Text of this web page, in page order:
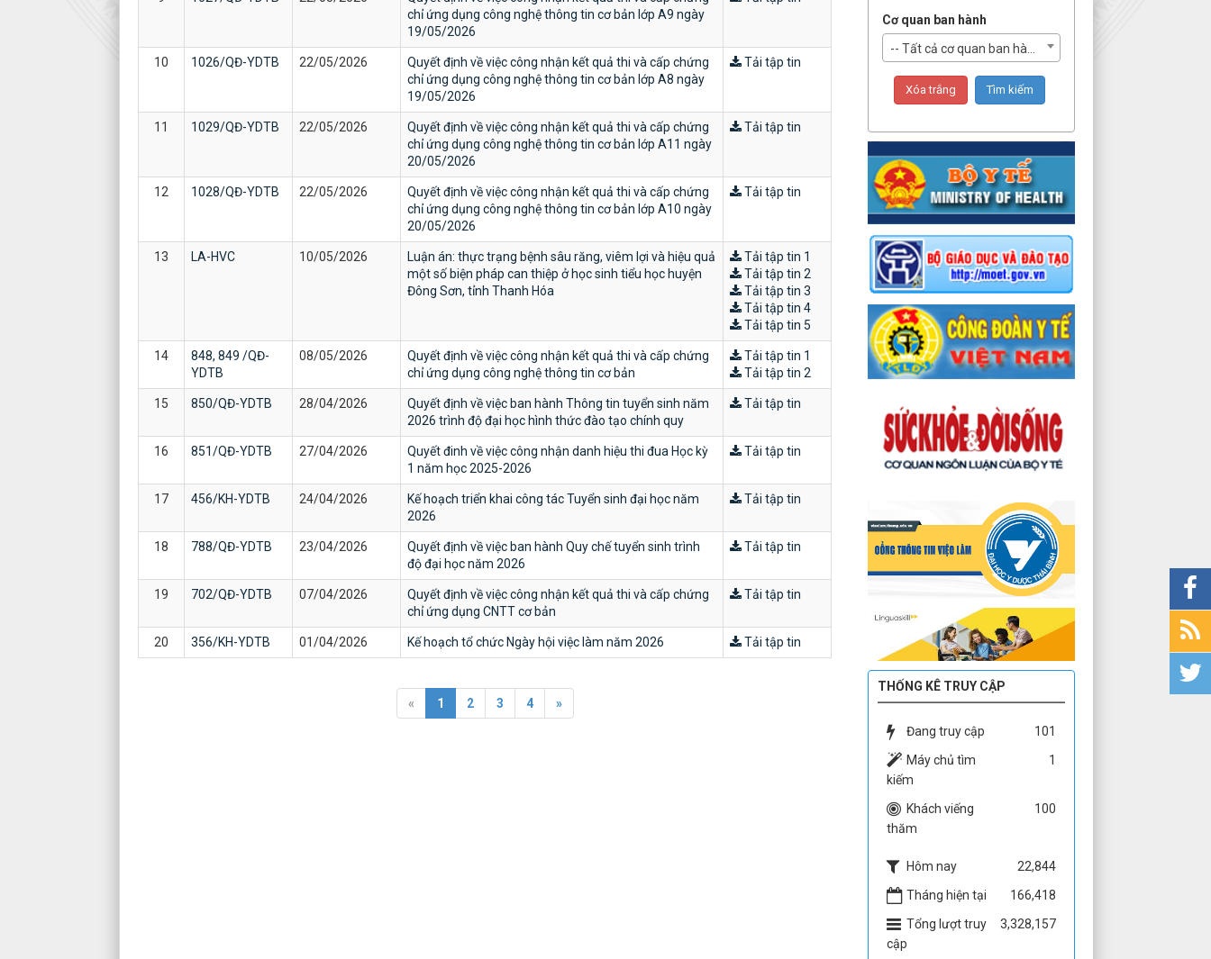
chỉ ứng dụng công nghệ thông tin cơ bản lớp A9 ngày
19/05/2026
10 1026/QĐ-YDTB 22/05/2026
Quyết định về việc công nhận kết quả thi và cấp chứng
chỉ ứng dụng công nghệ thông tin cơ bản lớp A8 ngày
19/05/2026
Tải tập tin
11 1029/QĐ-YDTB 22/05/2026
Quyết định về việc công nhận kết quả thi và cấp chứng
chỉ ứng dụng công nghệ thông tin cơ bản lớp A11 ngày
20/05/2026
Tải tập tin
12 1028/QĐ-YDTB 22/05/2026
Quyết định về việc công nhận kết quả thi và cấp chứng
chỉ ứng dụng công nghệ thông tin cơ bản lớp A10 ngày
20/05/2026
Tải tập tin
13 LA-HVC 10/05/2026
Luận án: thực trạng bệnh sâu răng, viêm lợi và hiệu quả
một số biện pháp can thiệp ở học sinh tiểu học huyện
Đông Sơn, tỉnh Thanh Hóa
Tải tập tin 1
Tải tập tin 2
Tải tập tin 3
Tải tập tin 4
Tải tập tin 5
14
848, 849 /QĐ-
YDTB
08/05/2026
Quyết định về việc công nhận kết quả thi và cấp chứng
chỉ ứng dụng công nghệ thông tin cơ bản
Tải tập tin 1
Tải tập tin 2
15 850/QĐ-YDTB 28/04/2026
Quyết định về việc ban hành Thông tin tuyển sinh năm
2026 trình độ đại học hình thức đào tạo chính quy
Tải tập tin
16 851/QĐ-YDTB 27/04/2026
Quyết đinh về việc công nhận danh hiệu thi đua Học kỳ
1 năm học 2025-2026
Tải tập tin
17 456/KH-YDTB 24/04/2026
Kế hoạch triển khai công tác Tuyển sinh đại học năm
2026
Tải tập tin
18 788/QĐ-YDTB 23/04/2026
Quyết định về việc ban hành Quy chế tuyển sinh trình
độ đại học năm 2026
Tải tập tin
19 702/QĐ-YDTB 07/04/2026
Quyết định về việc công nhận kết quả thi và cấp chứng
chỉ ứng dụng CNTT cơ bản
Tải tập tin
20 356/KH-YDTB 01/04/2026 Kế hoạch tổ chức Ngày hội việc làm năm 2026 Tải tập tin
« 1 2 3 4 »
Cơ quan ban hành
THỐNG KÊ TRUY CẬP
Đang truy cập
101
Máy chủ tìm
kiếm
1
Khách viếng
thăm
100
Hôm nay
22,844
Tháng hiện tại
166,418
Tổng lượt truy
cập
3,328,157